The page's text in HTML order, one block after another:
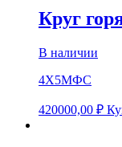
Круг
В наличии
4Х5МФС
420000,00 ₽